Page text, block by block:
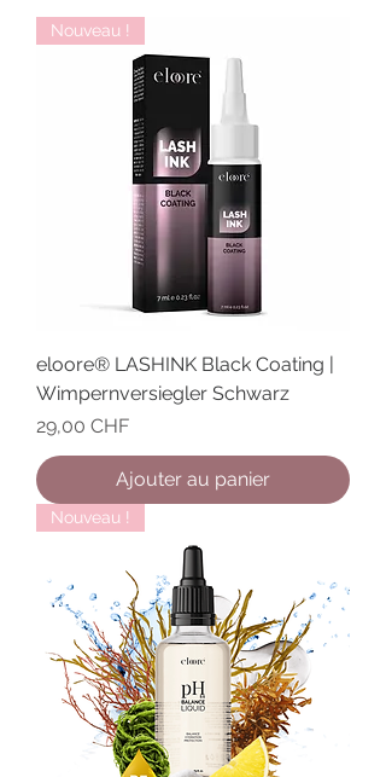
Nouveau !
eloore® LASHINK Black Coating |
Wimpernversiegler Schwarz
Prix
29,00 CHF
Ajouter au panier
Nouveau !